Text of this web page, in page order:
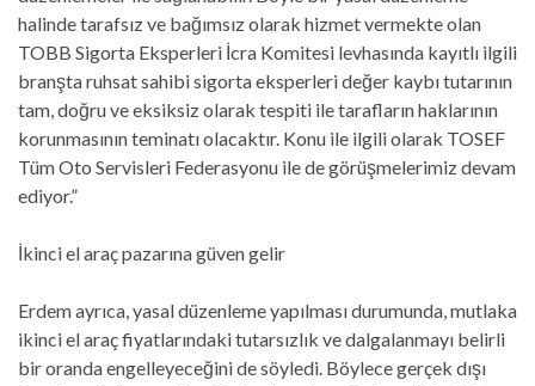
halinde tarafsız ve bağımsız olarak hizmet vermekte olan
TOBB Sigorta Eksperleri İcra Komitesi levhasında kayıtlı ilgili
branşta ruhsat sahibi sigorta eksperleri değer kaybı tutarının
tam, doğru ve eksiksiz olarak tespiti ile tarafların haklarının
korunmasının teminatı olacaktır. Konu ile ilgili olarak TOSEF
Tüm Oto Servisleri Federasyonu ile de görüşmelerimiz devam
ediyor.”
İkinci el araç pazarına güven gelir
Erdem ayrıca, yasal düzenleme yapılması durumunda, mutlaka
ikinci el araç fiyatlarındaki tutarsızlık ve dalgalanmayı belirli
bir oranda engelleyeceğini de söyledi. Böylece gerçek dışı